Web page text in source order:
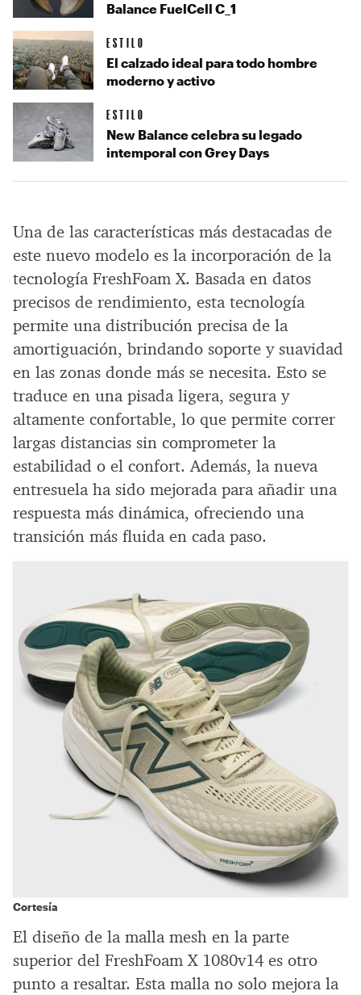
Una de las características más destacadas de
este nuevo modelo es la incorporación de la
tecnología FreshFoam X. Basada en datos
precisos de rendimiento, esta tecnología
permite una distribución precisa de la
amortiguación, brindando soporte y suavidad
en las zonas donde más se necesita. Esto se
traduce en una pisada ligera, segura y
altamente confortable, lo que permite correr
largas distancias sin comprometer la
estabilidad o el confort. Además, la nueva
entresuela ha sido mejorada para añadir una
respuesta más dinámica, ofreciendo una
transición más fluida en cada paso.
Cortesía
El diseño de la malla mesh en la parte
superior del FreshFoam X 1080v14 es otro
punto a resaltar. Esta malla no solo mejora la
Balance FuelCell C_1
ESTILO
El calzado ideal para todo hombre
moderno y activo
ESTILO
New Balance celebra su legado
intemporal con Grey Days